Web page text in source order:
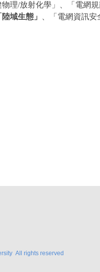
理/放射化學」、「電網規
域生態」
、「電網資訊
All rights reserved